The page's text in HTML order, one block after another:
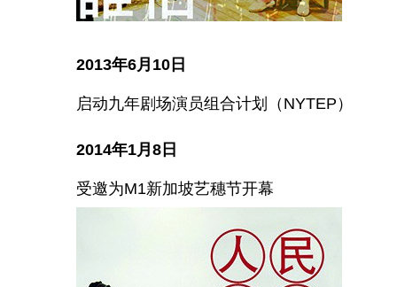
2013年6月10日
启动九年剧场演员组合计划（NYTEP）
2014年1月8日
受邀为M1新加坡艺穗节开幕